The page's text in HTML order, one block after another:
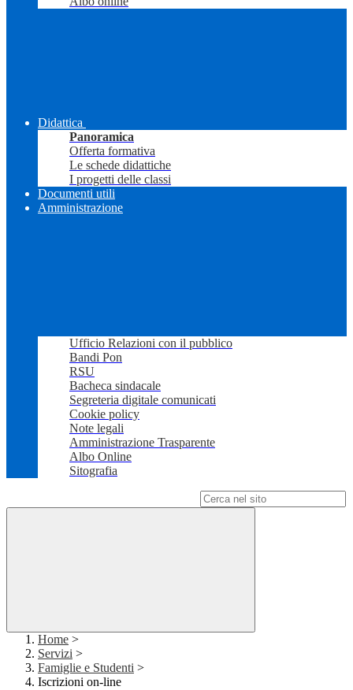
Didattica
Panoramica
Offerta formativa
Le schede didattiche
I progetti delle classi
Documenti utili
Amministrazione
Ufficio Relazioni con il pubblico
Bandi Pon
RSU
Bacheca sindacale
Segreteria digitale comunicati
Cookie policy
Note legali
Amministrazione Trasparente
Albo Online
Sitografia
Home >
Servizi >
Famiglie e Studenti >
Iscrizioni on-line